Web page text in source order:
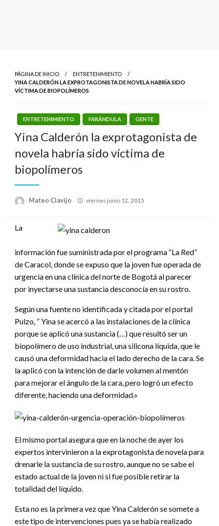
PÁGINA DE INICIO
ENTRETENIMIENTO
YINA CALDERÓN LA EXPROTAGONISTA DE NOVELA HABRÍA SIDO
VÍCTIMA DE BIOPOLÍMEROS
ENTRETENIMIENTO FARÁNDULA GENTE
Yina Calderón la exprotagonista de
novela habría sido víctima de
biopolímeros
Mateo Clavijo
Publicado
viernes junio 12, 2015
La
información fue suministrada por el programa “La Red”
de Caracol, donde se expuso que la joven fue operada de
urgencia en una clínica del norte de Bogotá al parecer
por inyectarse una sustancia desconocía en su rostro.
Según una fuente no identificada y citada por el portal
Pulzo, “ Yina se acercó a las instalaciones de la clínica
porque se aplicó una sustancia (…) que resultó ser un
biopolímero de uso industrial, una silicona líquida, que le
causó una deformidad hacia el lado derecho de la cara. Se
la aplicó con la intención de darle volumen al mentón
para mejorar el ángulo de la cara, pero logró un efecto
diferente, haciendo una deformidad.»
El mismo portal asegura que en la noche de ayer los
expertos intervinieron a la exprotagonista de novela para
drenarle la sustancia de su rostro, aunque no se sabe el
estado actual de la joven ni si fue posible retirar la
totalidad del líquido.
Esta no es la primera vez que Yina Calderón se somete a
este tipo de intervenciones pues ya se había realizado